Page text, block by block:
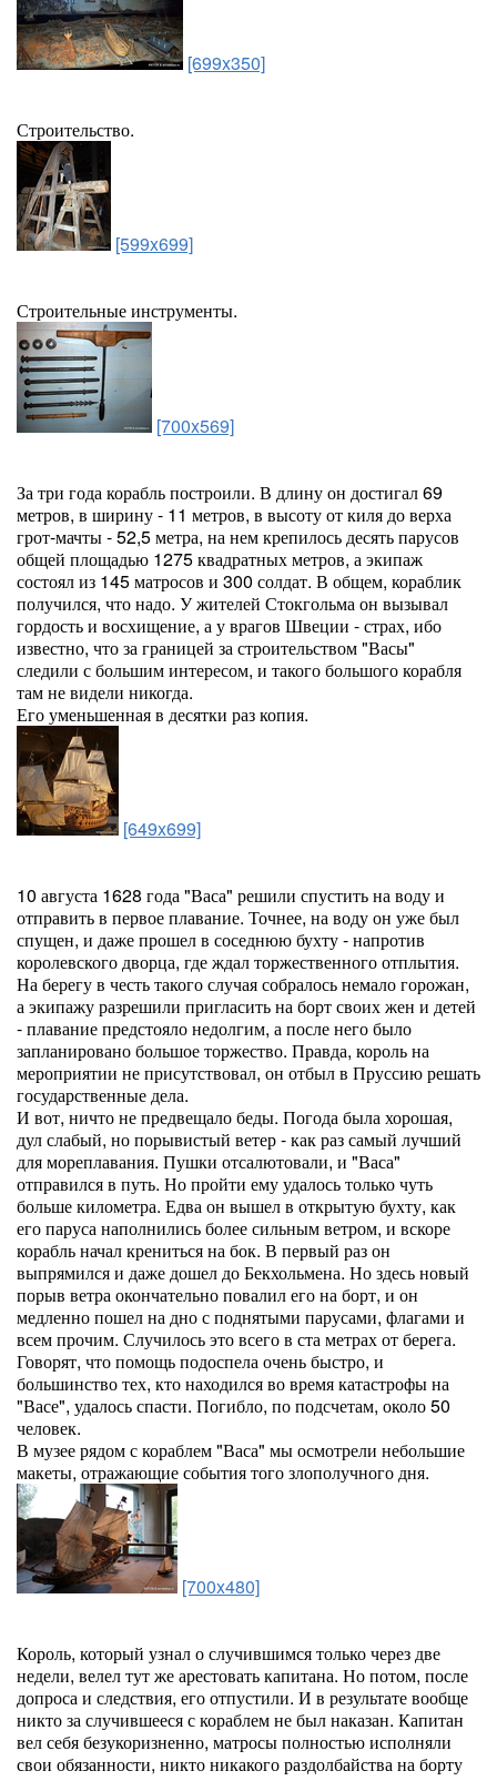
[699x350]
Строительство.
[599x699]
Строительные инструменты.
[700x569]
За три года корабль построили. В длину он достигал 69
метров, в ширину - 11 метров, в высоту от киля до верха
грот-мачты - 52,5 метра, на нем крепилось десять парусов
общей площадью 1275 квадратных метров, а экипаж
состоял из 145 матросов и 300 солдат. В общем, кораблик
получился, что надо. У жителей Стокгольма он вызывал
гордость и восхищение, а у врагов Швеции - страх, ибо
известно, что за границей за строительством "Васы"
следили с большим интересом, и такого большого корабля
там не видели никогда.
Его уменьшенная в десятки раз копия.
[649x699]
10 августа 1628 года "Васа" решили спустить на воду и
отправить в первое плавание. Точнее, на воду он уже был
спущен, и даже прошел в соседнюю бухту - напротив
королевского дворца, где ждал торжественного отплытия.
На берегу в честь такого случая собралось немало горожан,
а экипажу разрешили пригласить на борт своих жен и детей
- плавание предстояло недолгим, а после него было
запланировано большое торжество. Правда, король на
мероприятии не присутствовал, он отбыл в Пруссию решать
государственные дела.
И вот, ничто не предвещало беды. Погода была хорошая,
дул слабый, но порывистый ветер - как раз самый лучший
для мореплавания. Пушки отсалютовали, и "Васа"
отправился в путь. Но пройти ему удалось только чуть
больше километра. Едва он вышел в открытую бухту, как
его паруса наполнились более сильным ветром, и вскоре
корабль начал крениться на бок. В первый раз он
выпрямился и даже дошел до Бекхольмена. Но здесь новый
порыв ветра окончательно повалил его на борт, и он
медленно пошел на дно с поднятыми парусами, флагами и
всем прочим. Случилось это всего в ста метрах от берега.
Говорят, что помощь подоспела очень быстро, и
большинство тех, кто находился во время катастрофы на
"Васе", удалось спасти. Погибло, по подсчетам, около 50
человек.
В музее рядом с кораблем "Васа" мы осмотрели небольшие
макеты, отражающие события того злополучного дня.
[700x480]
Король, который узнал о случившимся только через две
недели, велел тут же арестовать капитана. Но потом, после
допроса и следствия, его отпустили. И в результате вообще
никто за случившееся с кораблем не был наказан. Капитан
вел себя безукоризненно, матросы полностью исполняли
свои обязанности, никто никакого раздолбайства на борту